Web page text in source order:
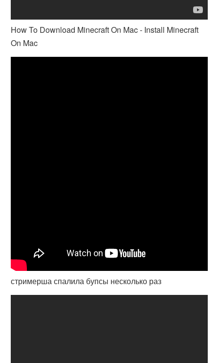
How To Download Minecraft On Mac - Install Minecraft
On Mac
стримерша спалила бупсы несколько раз